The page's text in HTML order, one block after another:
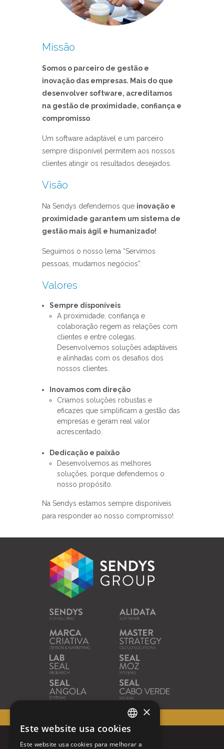
Missão
Somos o parceiro de gestão e
inovação das empresas. Mais do que
desenvolver software, acreditamos
na gestão de proximidade, confiança e
compromisso
Um software adaptável e um parceiro
sempre disponível permitem aos nossos
clientes atingir os resultados desejados.
Visão
Na Sendys defendemos que inovação e
proximidade garantem um sistema de
gestão mais ágil e humanizado!
Seguimos o nosso lema “Servimos
pessoas, mudamos negócios”.
Valores
Sempre disponíveis
A proximidade, confiança e
colaboração regem as relações com
clientes e entre colegas.
Desenvolvemos soluções adaptáveis
e alinhadas com os desafios dos
nossos clientes.
Inovamos com direção
Criamos soluções robustas e
eficazes que simplificam a gestão das
empresas e geram real valor
acrescentado.
Dedicação e paixão
Desenvolvemos as melhores
soluções, porque defendemos o
nosso propósito.
Na Sendys estamos sempre disponíveis
para responder ao nosso compromisso!
ANOS DE EXCELÊNCIA
PORTUGUESE
×
Este website usa cookies
Este website usa cookies para melhorar a